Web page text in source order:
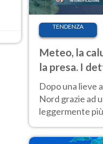
TENDENZA
Meteo, la
la presa. I
Dopo una lieve
Nord grazie ad
leggermente
africano entro